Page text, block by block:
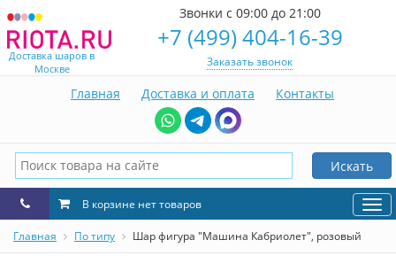
Доставка шаров в
Москве
Звонки с 09:00 до 21:00
+7 (499) 404-16-39
Заказать звонок
Главная Доставка и оплата Контакты
Искать
В корзине нет товаров
Главная По типу Шар фигура "Машина Кабриолет", розовый